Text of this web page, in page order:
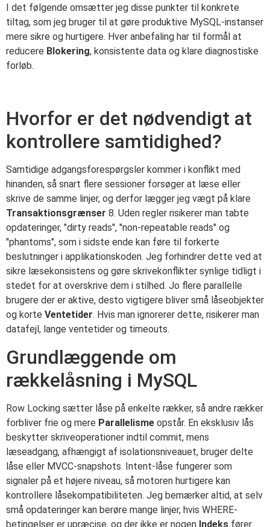
I det følgende omsætter jeg disse punkter til konkrete
tiltag, som jeg bruger til at gøre produktive MySQL-instanser
mere sikre og hurtigere. Hver anbefaling har til formål at
reducere Blokering, konsistente data og klare diagnostiske
forløb.
Hvorfor er det nødvendigt at
kontrollere samtidighed?
Samtidige adgangsforespørgsler kommer i konflikt med
hinanden, så snart flere sessioner forsøger at læse eller
skrive de samme linjer, og derfor lægger jeg vægt på klare
Transaktionsgrænser 8. Uden regler risikerer man tabte
opdateringer, "dirty reads", "non-repeatable reads" og
"phantoms", som i sidste ende kan føre til forkerte
beslutninger i applikationskoden. Jeg forhindrer dette ved at
sikre læsekonsistens og gøre skrivekonflikter synlige tidligt i
stedet for at overskrive dem i stilhed. Jo flere parallelle
brugere der er aktive, desto vigtigere bliver små låseobjekter
og korte Ventetider. Hvis man ignorerer dette, risikerer man
datafejl, lange ventetider og timeouts.
Grundlæggende om
rækkelåsning i MySQL
Row Locking sætter låse på enkelte rækker, så andre rækker
forbliver frie og mere Parallelisme opstår. En eksklusiv lås
beskytter skriveoperationer indtil commit, mens
læseadgang, afhængigt af isolationsniveauet, bruger delte
låse eller MVCC-snapshots. Intent-låse fungerer som
signaler på et højere niveau, så motoren hurtigere kan
kontrollere låsekompatibiliteten. Jeg bemærker altid, at selv
små opdateringer kan berøre mange linjer, hvis WHERE-
betingelser er upræcise, og der ikke er nogen Indeks fører